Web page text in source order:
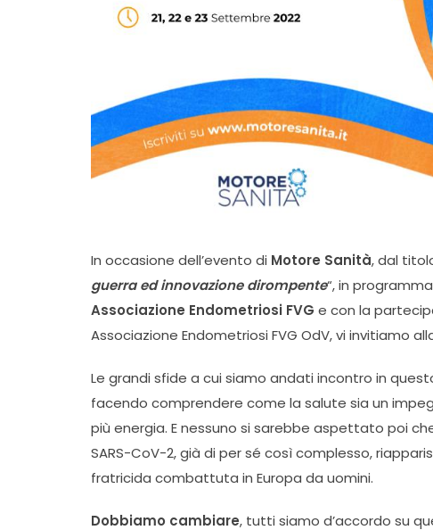
In occasione dell’evento di Motore Sanità, dal
guerra ed innovazione dirompente“, in
Associazione Endometriosi FVG e con la
Associazione Endometriosi FVG OdV, vi invitiamo
Le grandi sfide a cui siamo andati incontro in
facendo comprendere come la salute sia un
più energia. E nessuno si sarebbe aspettato poi
SARS-CoV-2, già di per sé così complesso,
fratricida combattuta in Europa da uomini.
Dobbiamo cambiare, tutti siamo d’accordo su